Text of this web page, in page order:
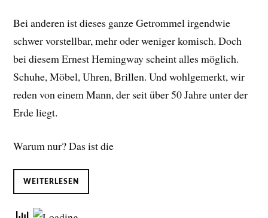
Bei anderen ist dieses ganze Getrommel irgendwie
schwer vorstellbar, mehr oder weniger komisch. Doch
bei diesem Ernest Hemingway scheint alles möglich.
Schuhe, Möbel, Uhren, Brillen. Und wohlgemerkt, wir
reden von einem Mann, der seit über 50 Jahre unter der
Erde liegt.
Warum nur? Das ist die
WEITERLESEN